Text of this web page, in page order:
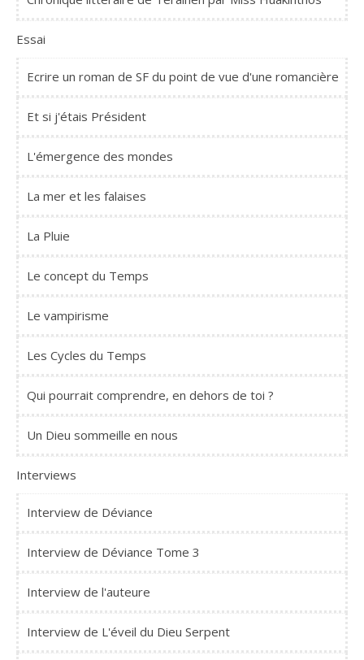
Essai
Ecrire un roman de SF du point de vue d'une romancière
Et si j'étais Président
L'émergence des mondes
La mer et les falaises
La Pluie
Le concept du Temps
Le vampirisme
Les Cycles du Temps
Qui pourrait comprendre, en dehors de toi ?
Un Dieu sommeille en nous
Interviews
Interview de Déviance
Interview de Déviance Tome 3
Interview de l'auteure
Interview de L'éveil du Dieu Serpent